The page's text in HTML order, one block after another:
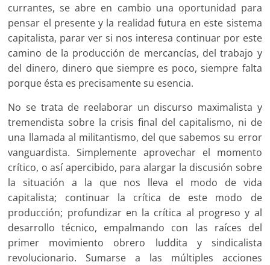
currantes, se abre en cambio una oportunidad para
pensar el presente y la realidad futura en este sistema
capitalista, parar ver si nos interesa continuar por este
camino de la producción de mercancías, del trabajo y
del dinero, dinero que siempre es poco, siempre falta
porque ésta es precisamente su esencia.
No se trata de reelaborar un discurso maximalista y
tremendista sobre la crisis final del capitalismo, ni de
una llamada al militantismo, del que sabemos su error
vanguardista. Simplemente aprovechar el momento
crítico, o así apercibido, para alargar la discusión sobre
la situación a la que nos lleva el modo de vida
capitalista; continuar la crítica de este modo de
producción; profundizar en la crítica al progreso y al
desarrollo técnico, empalmando con las raíces del
primer movimiento obrero luddita y sindicalista
revolucionario. Sumarse a las múltiples acciones